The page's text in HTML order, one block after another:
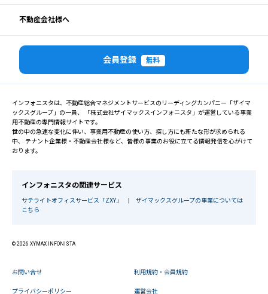
不動産会社様へ
会員登録 無料
インフォニスタは、不動産総合マネジメントサービスのリーディングカンパニー「ザイマ
ックスグループ」の一員、 「株式会社ザイマックスインフォニスタ」が運営している事業
用不動産の専門情報サイトです。
世の中の急速な変化に伴い、事業用不動産の使い方、探し方にも新たな形が求められる
中、 テナント企業様・不動産会社様など、皆様の事業のお役に立てる情報発信を心がけて
おります。
インフォニスタの関連サービス
サテライトオフィスサービス「ZXY」
ザイマックスグループの事業については
こちら
© 2026 XYMAX INFONISTA
お問い合せ 利用規約・会員規約
プライバシーポリシー 運営会社